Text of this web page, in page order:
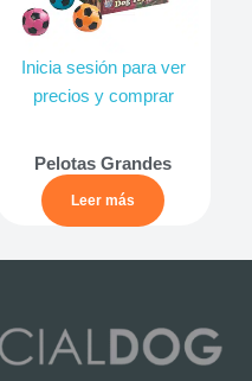
Inicia sesión para ver
precios y comprar
Pelotas Grandes
Leer más